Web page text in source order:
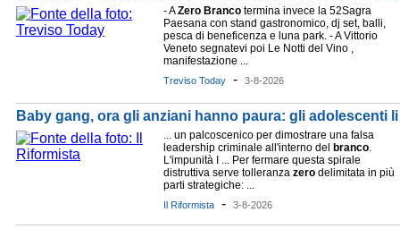
- AZero Branco termina invece la 52Sagra
Paesana con stand gastronomico, dj set, balli,
pesca di beneficenza e luna park. - A Vittorio
Veneto segnatevi poi Le Notti del Vino ,
manifestazione ...
Treviso Today - 3-8-2026
Baby gang, ora gli anziani hanno paura: gli adolescenti
... un palcoscenico per dimostrare una falsa
leadership criminale all'interno del
branco.
L'impunità I ... Per fermare questa spirale
distruttiva serve tolleranza zero delimitata in più
parti strategiche: ...
Il Riformista - 3-8-2026